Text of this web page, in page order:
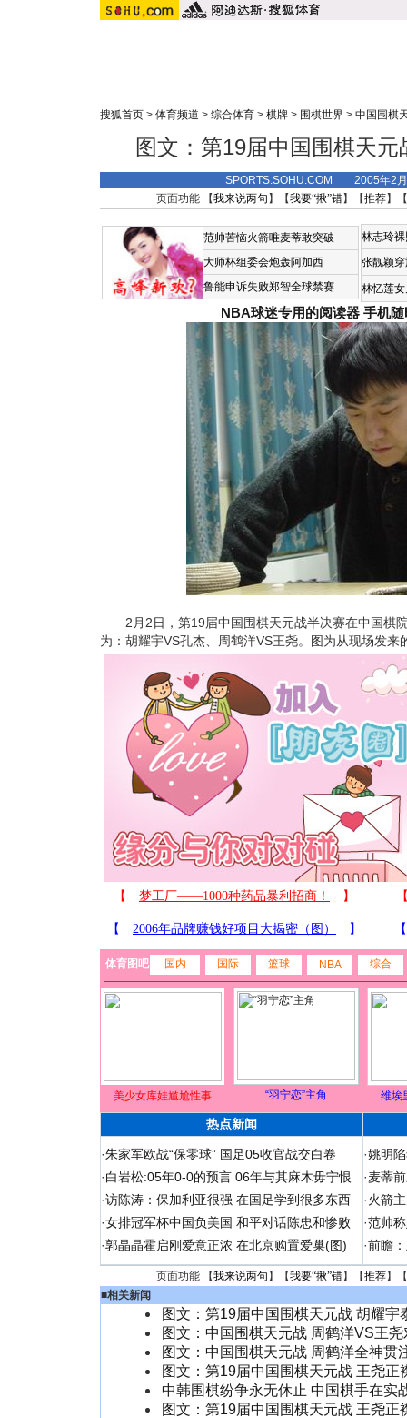
搜狐首页 > 体育频道 > 综合体育 > 棋牌 > 围棋世界 > 中国围棋
图文：第19届中国围棋天
SPORTS.SOHU.COM 2005年2
页面功能 【我来说两句 】【我要“揪”错】【推荐】
范帅苦恼火箭唯麦蒂敢突破
大师杯组委会炮轰阿加西
鲁能申诉失败郑智全球禁赛
林志玲
张靓颖
林忆莲
NBA球迷专用的阅读器 手机
2月2日，第19届中国围棋天元战半决赛在中国棋
为：胡耀宇VS孔杰、周鹤洋VS王尧。图为从现场发来
体育图吧 国内 国际 篮球 NBA 综合
美少女库娃尴尬性事 “羽宁恋”主角 维埃
热点新闻
·朱家军欧战“保零球” 国足05收官战交白卷
·白岩松:05年0-0的预言 06年与其麻木毋宁恨
·访陈涛：保加利亚很强 在国足学到很多东西
·女排冠军杯中国负美国 和平对话陈忠和惨败
·郭晶晶霍启刚爱意正浓 在北京购置爱巢(图)
·姚明
·麦蒂
·火箭
·范帅
·前瞻
页面功能 【我来说两句 】【我要“揪”错】【推荐】
■相关新闻
图文：第19届中国围棋天元战 胡耀宇
图文：中国围棋天元战 周鹤洋VS王
图文：中国围棋天元战 周鹤洋全神贯
图文：第19届中国围棋天元战 王尧正
中韩围棋纷争永无休止 中国棋手在实
图文：第19届中国围棋天元战 王尧正